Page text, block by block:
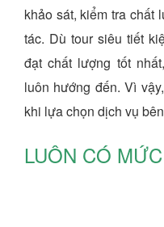
khảo sát, kiểm tra chất
tác. Dù tour siêu tiết
đạt chất lượng tốt
luôn hướng đến. Vì
khi lựa chọn dịch vụ
LUÔN CÓ